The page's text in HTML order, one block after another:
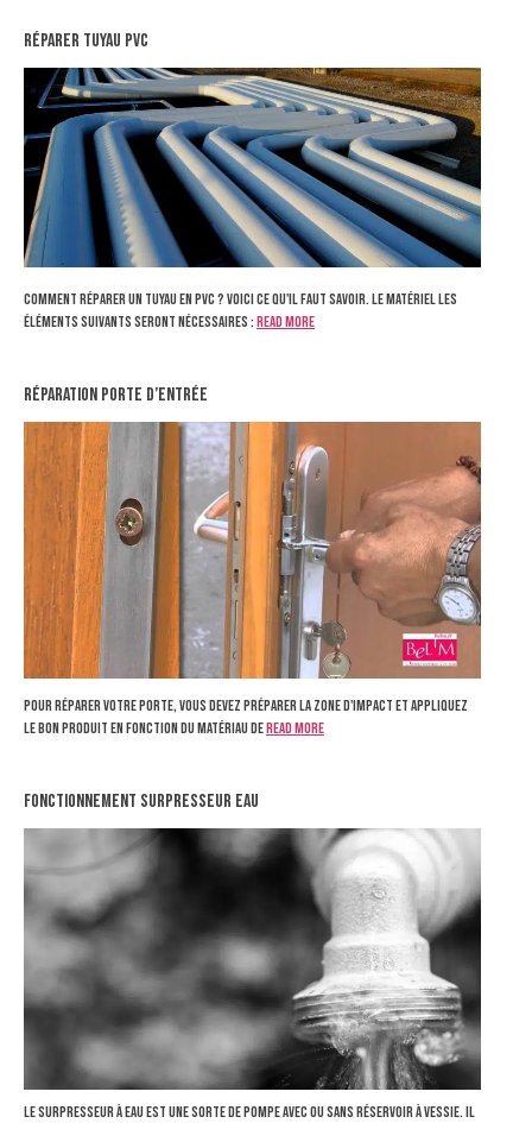
réparer tuyau pvc
Comment réparer un tuyau en PVC ? Voici ce qu'il faut savoir. Le matériel Les
éléments suivants seront nécessaires :Read more
réparation porte d’entrée
Pour réparer votre porte, vous devez préparer la zone d'impact et appliquez
le bon produit en fonction du matériau deRead more
fonctionnement surpresseur eau
Le surpresseur à eau est une sorte de pompe avec ou sans réservoir à vessie. Il